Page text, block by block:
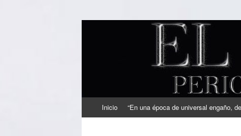
EL SINDICAL
Periodismo Inteligente
al
Inicio “En una época de universal engaño,